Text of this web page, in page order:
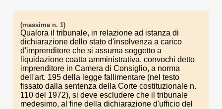
(massima n. 1)
Qualora il tribunale, in relazione ad istanza di
dichiarazione dello stato d'insolvenza a carico
d'imprenditore che si assuma soggetto a
liquidazione coatta amministrativa, convochi detto
imprenditore in Camera di Consiglio, a norma
dell'art. 195 della legge fallimentare (nel testo
fissato dalla sentenza della Corte costituzionale n.
110 del 1972), si deve escludere che il tribunale
medesimo, al fine della dichiarazione d'ufficio del